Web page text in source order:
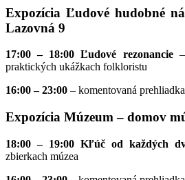
Expozícia Ľudové hudobné
Lazovná 9
17:00 – 18:00 Ľudové rezonancie–
praktických ukážkach folkloristu
16:00 – 23:00 – komentovaná
Expozícia Múzeum – domov
18:00 – 19:00 Kľúč od každých
zbierkach múzea